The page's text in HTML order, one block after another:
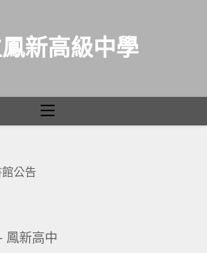
新高級中學
公告
鳳新高中